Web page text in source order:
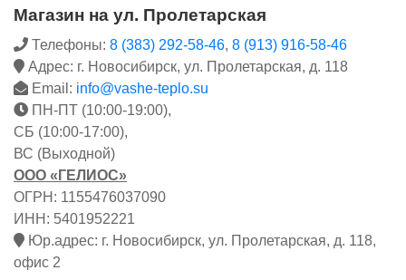
Магазин на ул. Пролетарская
Телефоны: 8 (383) 292-58-46, 8 (913) 916-58-46
Адрес: г. Новосибирск, ул. Пролетарская, д. 118
Email: info@vashe-teplo.su
ПН-ПТ (10:00-19:00),
СБ (10:00-17:00),
ВС (Выходной)
ООО «ГЕЛИОС»
ОГРН: 1155476037090
ИНН: 5401952221
Юр.адрес: г. Новосибирск, ул. Пролетарская, д. 118,
офис 2